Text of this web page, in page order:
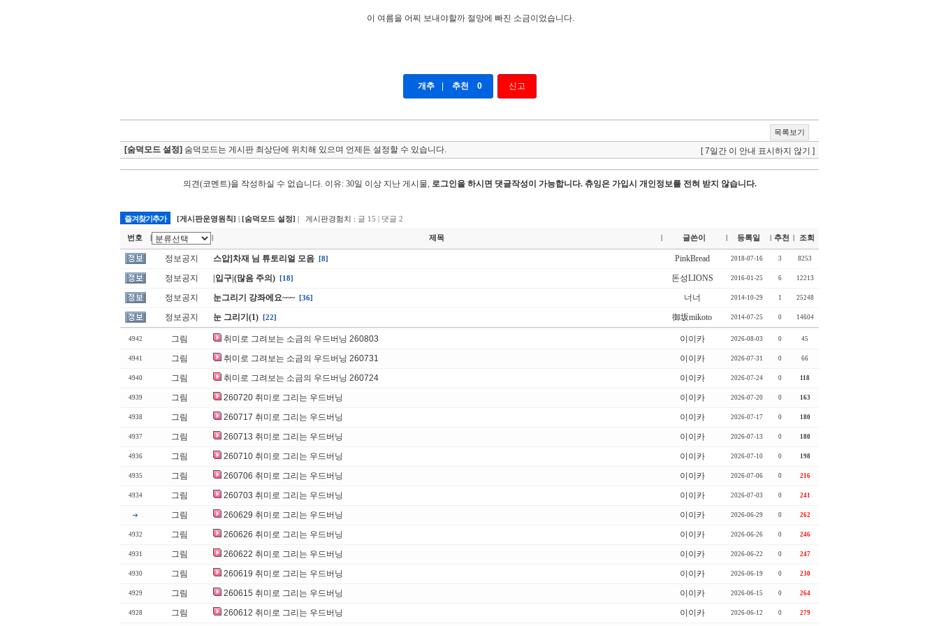
이 여름을 어찌 보내야할까 절망에 빠진 소금이었습니다.
개추 추천 0 신고
목록보기
[숨덕모드 설정] 숨덕모드는 게시판 최상단에 위치해 있으며 언제든 설정할 수 있습니다. [ 7일간 이 안내 표시하지 않기 ]
의견(코멘트)을 작성하실 수 없습니다. 이유: 30일 이상 지난 게시물, 로그인을 하시면 댓글작성이 가능합니다. 츄잉은 가입시 개인정보를 전혀 받지 않습니다.
즐겨찾기추가 [게시판운영원칙] | [숨덕모드 설정] | 게시판경험치 : 글 15 | 댓글 2
번호 제목 글쓴이 등록일 추천 조회
정보공지 스압]차재 님 튜토리얼 모음 [8] PinkBread 2018-07-16 3 8253
정보공지 |입구|(많음 주의) [18] 돈성LIONS 2016-01-25 6 12213
정보공지 눈그리기 강좌에요~~~ [36] 너너 2014-10-29 1 25248
정보공지 눈 그리기(1) [22] 御坂mikoto 2014-07-25 0 14604
4942 그림 취미로 그려보는 소금의 우드버닝 260803 이이카 2026-08-03 0 45
4941 그림 취미로 그려보는 소금의 우드버닝 260731 이이카 2026-07-31 0 66
4940 그림 취미로 그려보는 소금의 우드버닝 260724 이이카 2026-07-24 0 118
4939 그림 260720 취미로 그리는 우드버닝 이이카 2026-07-20 0 163
4938 그림 260717 취미로 그리는 우드버닝 이이카 2026-07-17 0 180
4937 그림 260713 취미로 그리는 우드버닝 이이카 2026-07-13 0 180
4936 그림 260710 취미로 그리는 우드버닝 이이카 2026-07-10 0 198
4935 그림 260706 취미로 그리는 우드버닝 이이카 2026-07-06 0 216
4934 그림 260703 취미로 그리는 우드버닝 이이카 2026-07-03 0 241
그림 260629 취미로 그리는 우드버닝 이이카 2026-06-29 0 262
4932 그림 260626 취미로 그리는 우드버닝 이이카 2026-06-26 0 246
4931 그림 260622 취미로 그리는 우드버닝 이이카 2026-06-22 0 247
4930 그림 260619 취미로 그리는 우드버닝 이이카 2026-06-19 0 230
4929 그림 260615 취미로 그리는 우드버닝 이이카 2026-06-15 0 264
4928 그림 260612 취미로 그리는 우드버닝 이이카 2026-06-12 0 279